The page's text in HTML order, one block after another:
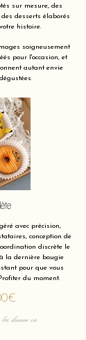
sur mesure, des
desserts élaborés
histoire.
soigneusement
pour l'occasion, et
autant envie
avec précision,
conception de
discrète le
la dernière bougie
pour que vous
du moment.
donnons vie.